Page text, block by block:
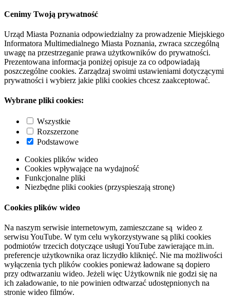
Cenimy Twoją prywatność
Urząd Miasta Poznania odpowiedzialny za prowadzenie Miejskiego
Informatora Multimedialnego Miasta Poznania, zwraca szczególną
uwagę na przestrzeganie prawa użytkowników do prywatności.
Prezentowana informacja poniżej opisuje za co odpowiadają
poszczególne cookies. Zarządzaj swoimi ustawieniami dotyczącymi
prywatności i wybierz jakie pliki cookies chcesz zaakceptować.
Wybrane pliki cookies:
Wszystkie
Rozszerzone
Podstawowe
Cookies plików wideo
Cookies wpływające na wydajność
Funkcjonalne pliki
Niezbędne pliki cookies (przyspieszają stronę)
Cookies plików wideo
Na naszym serwisie internetowym, zamieszczane są wideo z
serwisu YouTube. W tym celu wykorzystywane są pliki cookies
podmiotów trzecich dotyczące usługi YouTube zawierające m.in.
preferencje użytkownika oraz liczydło kliknięć. Nie ma możliwości
wyłączenia tych plików cookies ponieważ ładowane są dopiero
przy odtwarzaniu wideo. Jeżeli więc Użytkownik nie godzi się na
ich załadowanie, to nie powinien odtwarzać udostępnionych na
stronie wideo filmów.